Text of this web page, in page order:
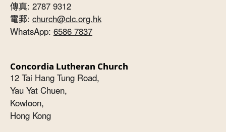
傳真: 2787 9312
電郵: church@clc.org.hk
WhatsApp: 6586 7837
Concordia Lutheran Church
12 Tai Hang Tung Road,
Yau Yat Chuen,
Kowloon,
Hong Kong